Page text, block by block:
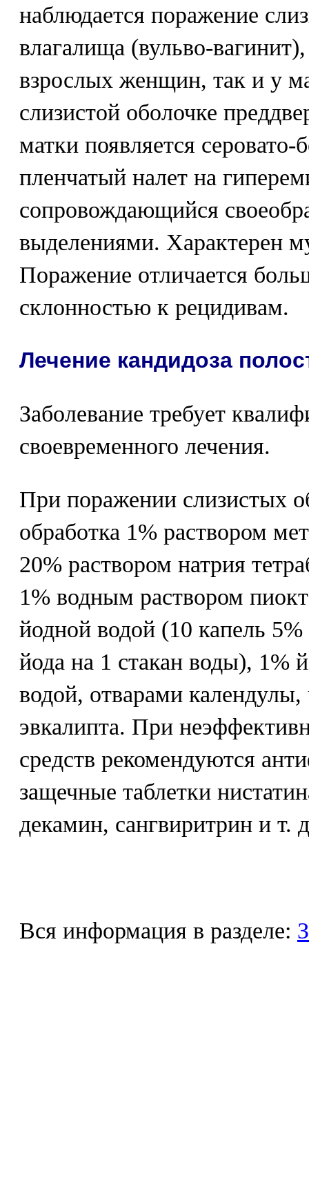
наблюдается поражение
влагалища (вульво-
взрослых женщин, так и у
слизистой оболочке
матки появляется
пленчатый налет на
сопровождающийся
выделениями. Характерен
Поражение отличается
склонностью к рецидивам.
Лечение кандидоза
Заболевание требует
своевременного лечения.
При поражении слизистых
обработка 1% раствором
20% раствором натрия
1% водным раствором
йодной водой (10 капель 5%
йода на 1 стакан воды), 1%
водой, отварами календулы,
эвкалипта. При
средств рекомендуются
защечные таблетки
декамин, сангвиритрин и т.
Вся информация в разделе: